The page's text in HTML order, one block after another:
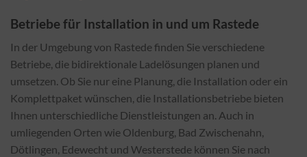
Betriebe für Installation in und um Rastede
In der Umgebung von Rastede finden Sie verschiedene
Betriebe, die bidirektionale Ladelösungen planen und
umsetzen. Ob Sie nur eine Planung, die Installation oder ein
Komplettpaket wünschen, die Installationsbetriebe bieten
Ihnen unterschiedliche Dienstleistungen an. Auch in
umliegenden Orten wie Oldenburg, Bad Zwischenahn,
Dötlingen, Edewecht und Westerstede können Sie nach